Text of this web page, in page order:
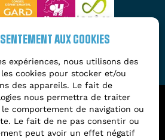
AUX COOKIES
expériences, nous utilisons des
cookies pour stocker et/ou
des appareils. Le fait de
nous permettra de traiter
comportement de navigation ou
Le fait de ne pas consentir ou
peut avoir un effet négatif
réservés à l'Entente
des Causses et des Cévennes